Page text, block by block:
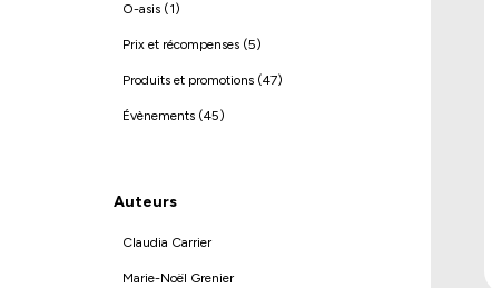
O-asis (1)
Prix et récompenses (5)
Produits et promotions (47)
Évènements (45)
Auteurs
Claudia Carrier
Marie-Noël Grenier